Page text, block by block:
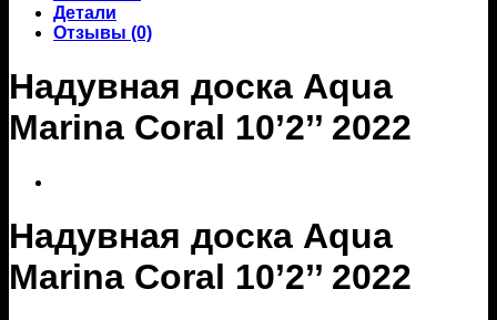
Детали
Отзывы (0)
Надувная доска Aqua
Marina Coral 10’2’’ 2022
Надувная доска Aqua
Marina Coral 10’2’’ 2022